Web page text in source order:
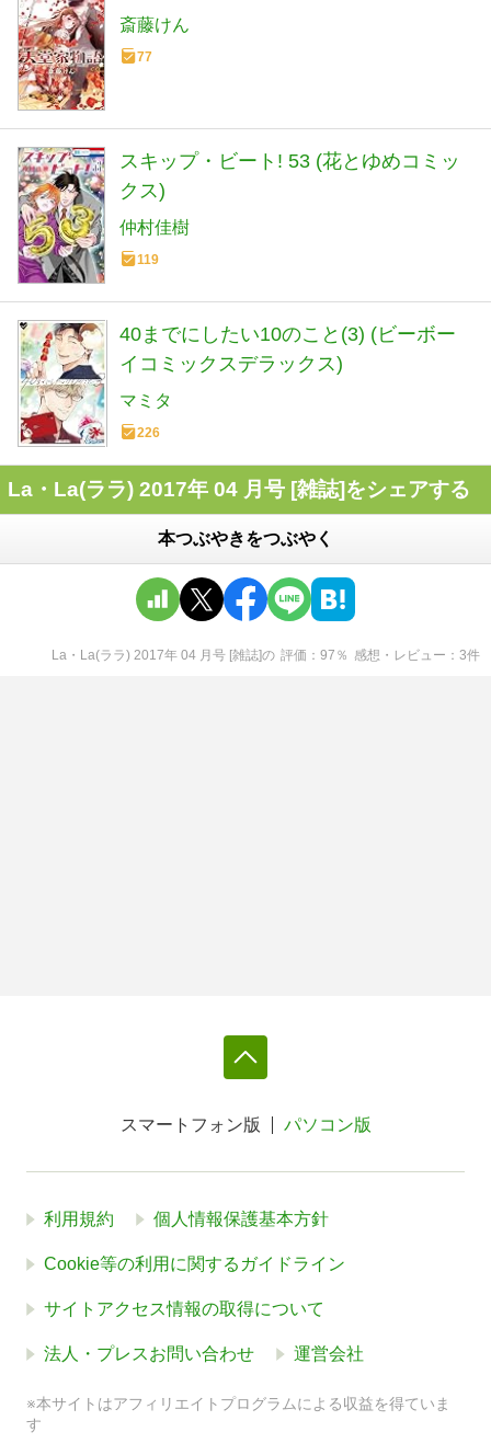
斎藤けん
77
スキップ・ビート! 53 (花とゆめコミッ
クス)
仲村佳樹
119
40までにしたい10のこと(3) (ビーボー
イコミックスデラックス)
マミタ
226
La・La(ララ) 2017年 04 月号 [雑誌]をシェアする
本つぶやきをつぶやく
La・La(ララ) 2017年 04 月号 [雑誌]の 評価 97 ％ 感想・レビュー 3件
スマートフォン版 パソコン版
利用規約 個人情報保護基本方針
Cookie等の利用に関するガイドライン
サイトアクセス情報の取得について
法人・プレスお問い合わせ 運営会社
※本サイトはアフィリエイトプログラムによる収益を得ていま
す